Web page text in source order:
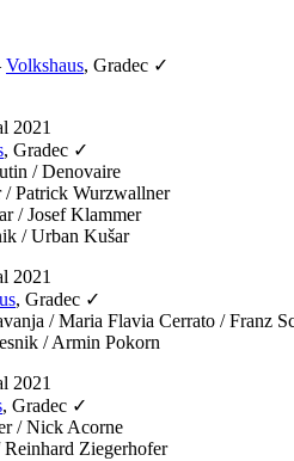
Volkshaus, Gradec ✓
2021
, Gradec ✓
/ Denovaire
/ Patrick Wurzwallner
/ Josef Klammer
/ Urban Kušar
2021
, Gradec ✓
/ Maria Flavia Cerrato / Franz
/ Armin Pokorn
2021
, Gradec ✓
/ Nick Acorne
Ziegerhofer